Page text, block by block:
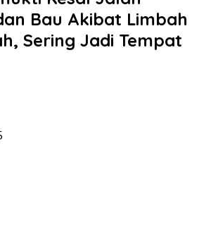
Bau Akibat Limbah
Sering Jadi Tempat